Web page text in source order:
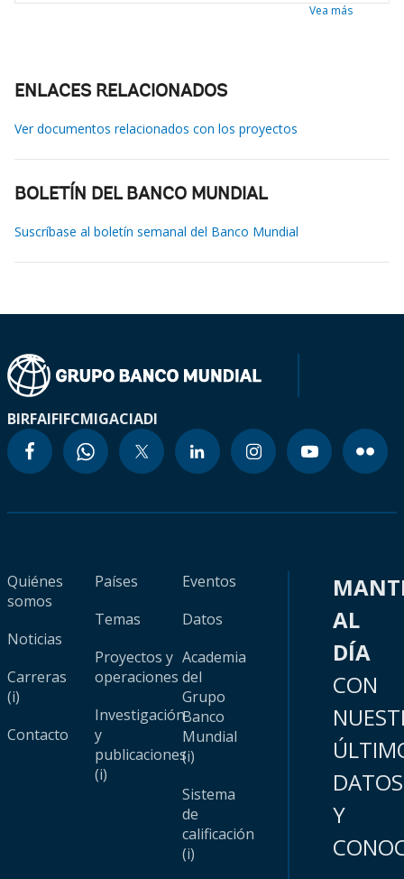
Vea más
ENLACES RELACIONADOS
Ver documentos relacionados con los proyectos
BOLETÍN DEL BANCO MUNDIAL
Suscríbase al boletín semanal del Banco Mundial
BIRFAIFIFCMIGACIADI
Quiénes
somos
Noticias
Carreras
(i)
Contacto
Países
Temas
Proyectos y
operaciones
Investigación
y
publicaciones
(i)
Eventos
Datos
Academia
del
Grupo
Banco
Mundial
(i)
Sistema
de
calificación
(i)
AL
DÍA
CON
DATOS
Y